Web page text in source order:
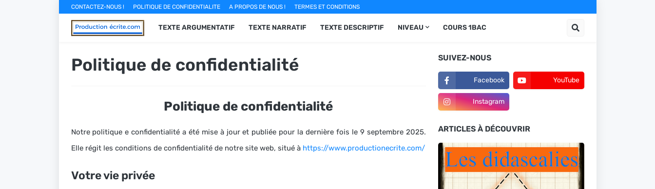
CONTACTEZ-NOUS ! POLITIQUE DE CONFIDENTIALITE A PROPOS DE NOUS ! TERMES ET CONDITIONS
TEXTE ARGUMENTATIF TEXTE NARRATIF TEXTE DESCRIPTIF NIVEAU COURS 1BAC
Politique de confidentialité
Politique de confidentialité
Notre politique e confidentialité a été mise à jour et publiée pour la dernière fois le 9 septembre 2025.
Elle régit les conditions de confidentialité de notre site web, situé à https://www.productionecrite.com/
Votre vie privée
SUIVEZ-NOUS
Facebook YouTube
Instagram
ARTICLES À DÉCOUVRIR